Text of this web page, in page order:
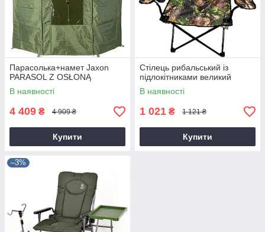
Парасолька+намет Jaxon
PARASOL Z OSŁONĄ
В наявності
4 409 ₴ 4 909 ₴
Купити
Стілець рибальський із
підлокітниками великий
В наявності
1 021 ₴ 1 121 ₴
Купити
–3%